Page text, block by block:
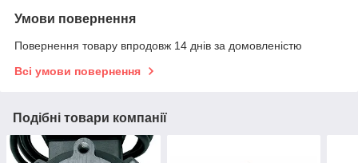
Умови повернення
Повернення товару впродовж 14 днів за домовленістю
Всі умови повернення
Подібні товари компанії